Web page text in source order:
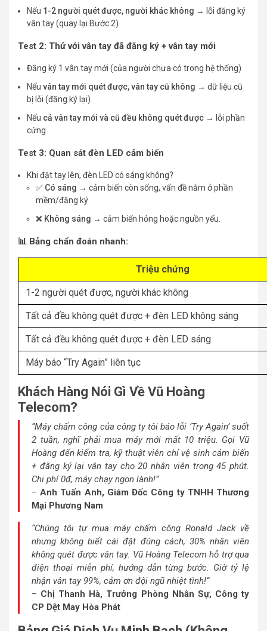
Nếu 1-2 người quét được, người khác không → lỗi đăng ký
vân tay (quay lại Bước 2)
Test 2: Thử với vân tay đã đăng ký + vân tay mới
Đăng ký 1 vân tay mới (của người chưa có trong hệ thống)
Nếu vân tay mới quét được, vân tay cũ không → dữ liệu cũ
bị lỗi (đăng ký lại)
Nếu cả vân tay mới và cũ đều không quét được → lỗi phần
cứng
Test 3: Quan sát đèn LED cảm biến
Khi đặt tay lên, đèn LED có sáng không?
✅ Có sáng → cảm biến còn sống, vấn đề nằm ở phần
mềm/đăng ký
❌ Không sáng → cảm biến hỏng hoặc nguồn yếu.
📊 Bảng chẩn đoán nhanh:
Triệu chứng
1-2 người quét được, người khác không
Tất cả đều không quét được + đèn LED không sáng
Tất cả đều không quét được + đèn LED sáng
Máy báo “Try Again” liên tục
Khách Hàng Nói Gì Về Vũ Hoàng
Telecom?
“Máy chấm công của công ty tôi báo lỗi ‘Try Again’ suốt
2 tuần, nghĩ phải mua máy mới mất 10 triệu. Gọi Vũ
Hoàng đến kiểm tra, kỹ thuật viên chỉ vệ sinh cảm biến
+ đăng ký lại vân tay cho 20 nhân viên trong 45 phút.
Chi phí 0đ, máy chạy ngon lành!”
–Anh Tuấn Anh, Giám Đốc Công ty TNHH Thương
Mại Phương Nam
“Chúng tôi tự mua máy chấm công Ronald Jack về
nhưng không biết cài đặt đúng cách, 30% nhân viên
không quét được vân tay. Vũ Hoàng Telecom hỗ trợ qua
điện thoại miễn phí, hướng dẫn từng bước. Giờ tỷ lệ
nhận vân tay 99%, cảm ơn đội ngũ nhiệt tình!”
– Chị Thanh Hà, Trưởng Phòng Nhân Sự, Công ty
CP Dệt May Hòa Phát